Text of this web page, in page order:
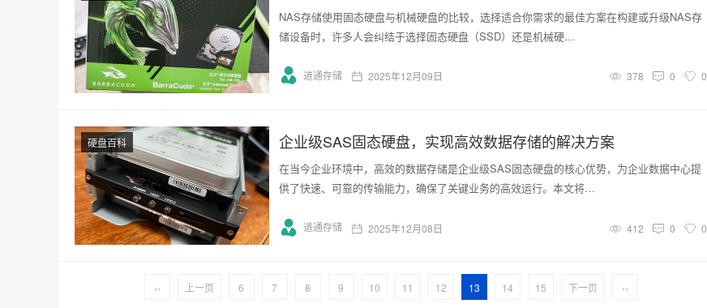
NAS存储使用固态硬盘与机械硬盘的比较，选择适合你需求的最佳方案在构建或升级NAS存
储设备时，许多人会纠结于选择固态硬盘（SSD）还是机械硬…
道通存储 2025年12月09日 378 0 0
硬盘百科 企业级SAS固态硬盘，实现高效数据存储的解决方案
在当今企业环境中，高效的数据存储是企业级SAS固态硬盘的核心优势，为企业数据中心提
供了快速、可靠的传输能力，确保了关键业务的高效运行。本文将…
道通存储 2025年12月08日 412 0 0
‹‹ 上一页 6 7 8 9 10 11 12 13 14 15 下一页 ››